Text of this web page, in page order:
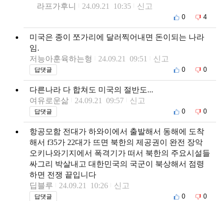
라프가후니
24.09.21 10:35 신고
0 4
미국은 종이 쪼가리에 달러찍어내면 돈이되는 나라
임.
저능아훈육하는형
24.09.21 09:51 신고
답댓글 0 0
다른나라 다 합쳐도 미국의 절반도...
여유로운삶
24.09.21 09:57 신고
답댓글 0 0
항공모함 전대가 하와이에서 출발해서 동해에 도착
해서 f35가 22대가 뜨면 북한의 제공권이 완전 장악
오키나와기지에서 폭격기가 떠서 북한의 주요시설들
싸그리 박살내고 대한민국의 국군이 북상해서 점령
하면 전쟁 끝입니다
딥블루
24.09.21 10:26 신고
답댓글 0 0